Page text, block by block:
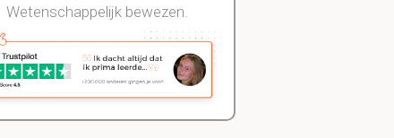
Wetenschappelijk bewezen.